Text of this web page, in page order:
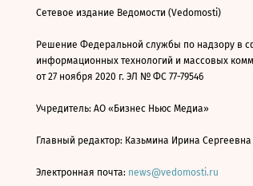
Сетевое издание Ведомости (Vedomosti)
Решение Федеральной службы по надзору в
информационных технологий и массовых
от 27 ноября 2020 г. ЭЛ № ФС 77-79546
Учредитель: АО «Бизнес Ньюс Медиа»
Главный редактор: Казьмина Ирина Сергеевна
Электронная почта: news@vedomosti.ru